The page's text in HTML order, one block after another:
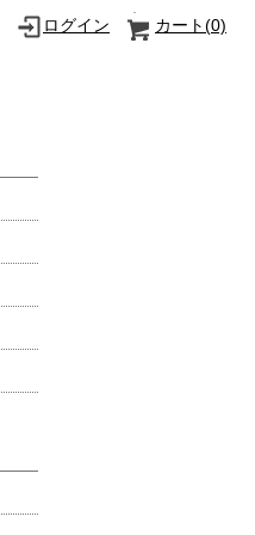
ログイン カート(0)